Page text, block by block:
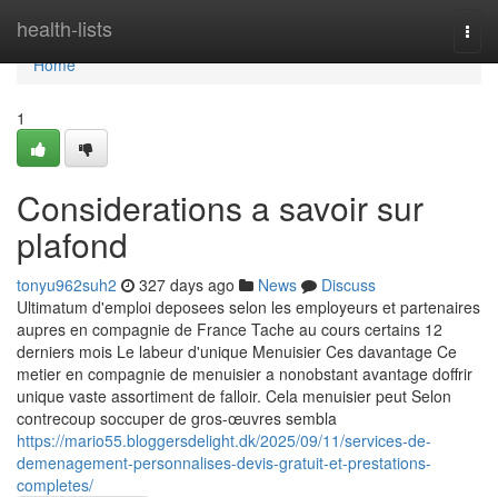
health-lists
Home
Home
1
Considerations a savoir sur
plafond
tonyu962suh2 327 days ago News
Discuss
Ultimatum d'emploi deposees selon les employeurs et partenaires
aupres en compagnie de France Tache au cours certains 12
derniers mois Le labeur d'unique Menuisier Ces davantage Ce
metier en compagnie de menuisier a nonobstant avantage doffrir
unique vaste assortiment de falloir. Cela menuisier peut Selon
contrecoup soccuper de gros-œuvres sembla
https://mario55.bloggersdelight.dk/2025/09/11/services-de-
demenagement-personnalises-devis-gratuit-et-prestations-
completes/